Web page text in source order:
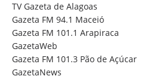
TV Gazeta de Alagoas
Gazeta FM 94.1 Maceió
Gazeta FM 101.1 Arapiraca
GazetaWeb
Gazeta FM 101.3 Pão de Açúcar
GazetaNews